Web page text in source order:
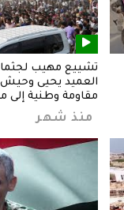
تشييع مهيب
العميد يحيى وحيش
مقاومة وطنية إلى
منذ شهر